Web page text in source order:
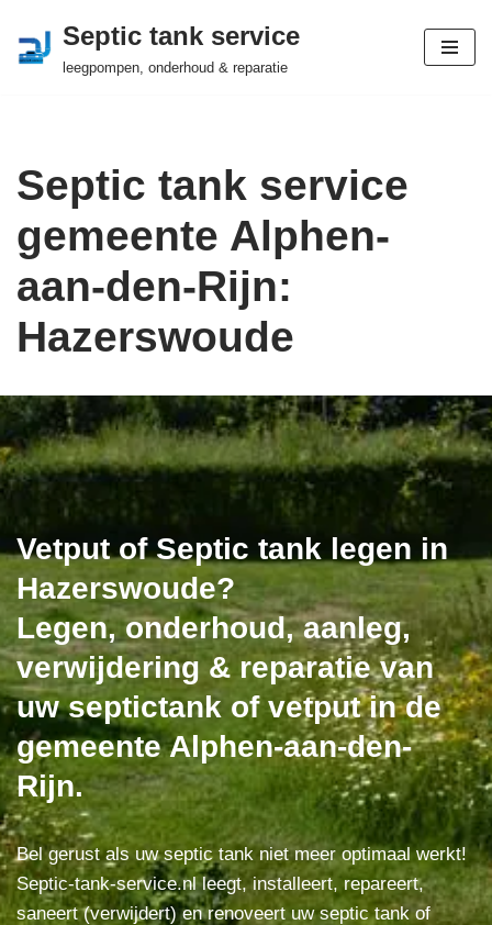
Ga
Septic tank service
leegpompen, onderhoud & reparatie
Septic tank service
gemeente Alphen-
aan-den-Rijn:
Hazerswoude
Vetput of Septic tank legen in
Hazerswoude?
Legen, onderhoud, aanleg,
verwijdering & reparatie van
uw septictank of vetput in de
gemeente Alphen-aan-den-
Rijn.
Bel gerust als uw septic tank niet meer optimaal werkt!
Septic-tank-service.nl leegt, installeert, repareert,
saneert (verwijdert) en renoveert uw septic tank of